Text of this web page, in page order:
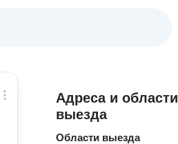
Адреса и области
выезда
Области выезда